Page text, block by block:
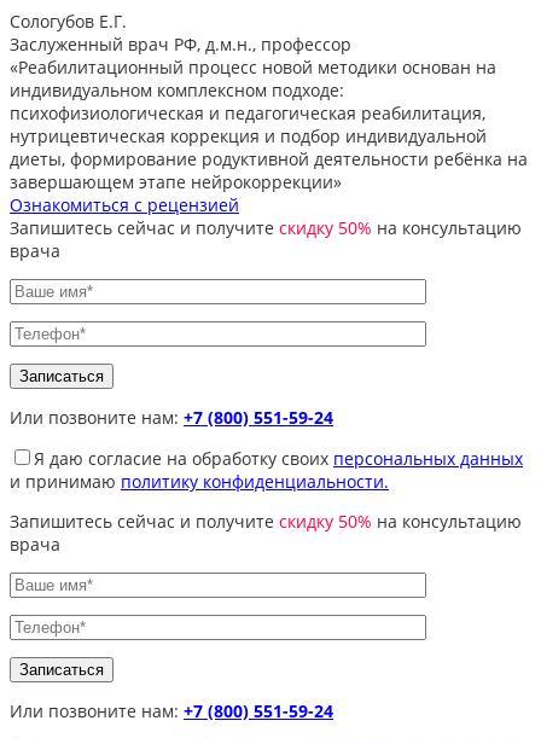
Сологубов Е.Г.
Заслуженный врач РФ, д.м.н., профессор
«Реабилитационный процесс новой методики основан на
индивидуальном комплексном подходе:
психофизиологическая и педагогическая реабилитация,
нутрицевтическая коррекция и подбор индивидуальной
диеты, формирование родуктивной деятельности ребёнка на
завершающем этапе нейрокоррекции»
Ознакомиться с рецензией
Запишитесь сейчас и получите скидку 50% на консультацию
врача
Или позвоните нам: +7 (800) 551-59-24
Я даю согласие на обработку своих персональных данных
и принимаю политику конфиденциальности.
Запишитесь сейчас и получите скидку 50% на консультацию
врача
Или позвоните нам: +7 (800) 551-59-24